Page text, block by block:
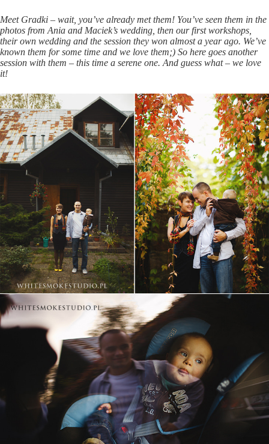
Meet Gradki – wait, you’ve already met them! You’ve seen them in the
photos from Ania and Maciek’s wedding, then our first workshops,
their own wedding and the session they won almost a year ago. We’ve
known them for some time and we love them;) So here goes another
session with them – this time a serene one. And guess what – we love
it!